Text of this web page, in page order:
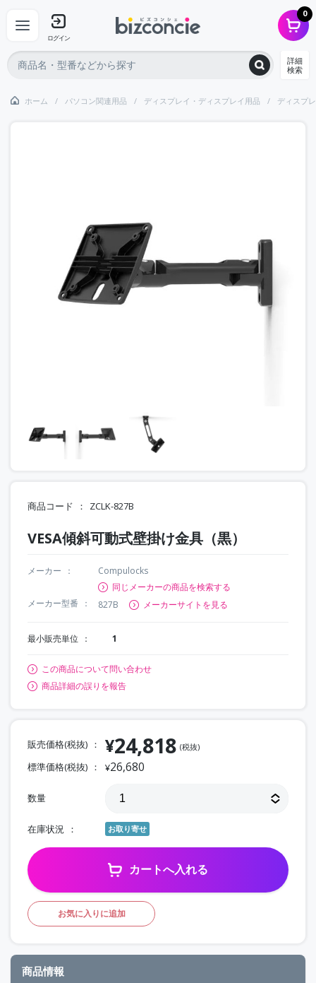
ログイン
0
詳細
検索
ホーム パソコン関連用品 ディスプレイ・ディスプレイ用品 ディスプ
商品コード ZCLK-827B
VESA傾斜可動式壁掛け金具（黒）
メーカー
Compulocks
同じメーカーの商品を検索する
メーカー型番
827B メーカーサイトを見る
最小販売単位 1
この商品について問い合わせ
商品詳細の誤りを報告
販売価格(税抜) ¥24,818 (税抜)
標準価格(税抜) ¥26,680
数量
在庫状況 お取り寄せ
カートへ入れる
お気に入りに追加
商品情報